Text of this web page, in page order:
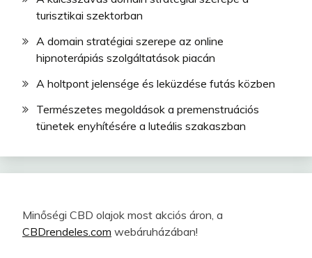
turisztikai szektorban
A domain stratégiai szerepe az online
hipnoterápiás szolgáltatások piacán
A holtpont jelensége és leküzdése futás közben
Természetes megoldások a premenstruációs
tünetek enyhítésére a luteális szakaszban
Minőségi CBD olajok most akciós áron, a
CBDrendeles.com webáruházában!